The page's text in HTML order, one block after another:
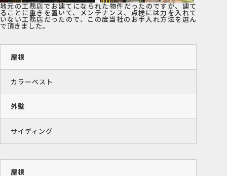
地元の工務店でお建てになられた物件だったのですが、建て
ることに重きを置いて、メンテナンス、点検には力を入れて
いない工務店だったので、この度当社のお手入れ方法を選ん
で頂きました。
屋根
カラーベスト
外壁
サイディング
屋根